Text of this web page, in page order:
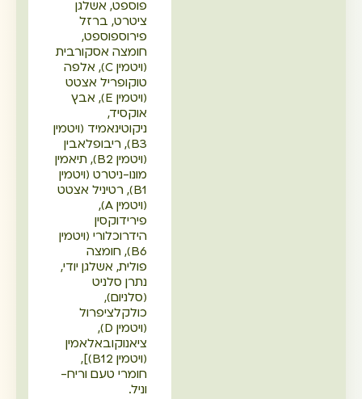
פוספט, אשלגן
ציטרט, ברזל
פירוספוספט,
חומצה אסקורבית
(ויטמין C), אלפה
טוקופריל אצטט
(ויטמין E), אבץ
אוקסיד,
ניקוטינאמיד (ויטמין
B3), ריבופלאבין
(ויטמין B2), תיאמין
מונו-ניטרט (ויטמין
B1), רטיניל אצטט
(ויטמין A),
פירידוקסין
הידרוכלורי (ויטמין
B6), חומצה
פולית, אשלגן יודי,
נתרן סלניט
(סלניום),
כולקלציפרול
(ויטמין D),
ציאנוקובאלאמין
(ויטמין B12)],
חומרי טעם וריח-
וניל.